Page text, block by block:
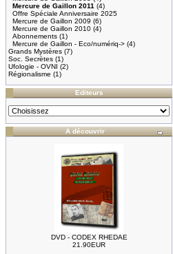
Mercure de Gaillon 2011 (4)
Offre Spéciale Anniversaire 2025
Mercure de Gaillon 2009 (6)
Mercure de Gaillon 2010 (4)
Abonnements (1)
Mercure de Gaillon - Eco/numériq-> (4)
Grands Mystères (7)
Soc. Secrètes (1)
Ufologie - OVNI (2)
Régionalisme (1)
Editeurs
A découvrir
DVD - CODEX RHEDAE
21.90EUR